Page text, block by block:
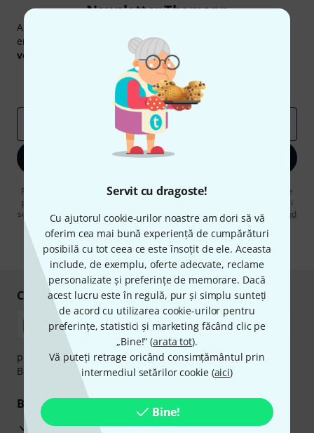
Servit cu dragoste!
Cu ajutorul cookie-urilor noastre am dori să vă
oferim cea mai bună experiență de cumpărături
posibilă cu tot ceea ce este însoțit de ele. Aceasta
include, de exemplu, oferte adecvate, reclame
personalizate și preferințe de memorare. Dacă
acest lucru este în regulă, pur și simplu sunteți
de acord cu utilizarea cookie-urilor pentru
preferințe, statistici și marketing făcând clic pe
„Bine!” (arata tot).
Vă puteți retrage oricând consimțământul prin
intermediul setărilor cookie (aici)
Bine!
Newsletter Thomann
Abonați-vă la buletinul informativ Thomann în limba
engleză și, cu puțin noroc, puteți câștiga unul dintre
voucherele
în valoare de 50 €fiecare!
Contribuții inspiraționale
Perspectivele Thomann
Înscrie-te acum
Făcând clic pe „Înscrie-te acum”, sunteți de acord să primiți publicitate
prin e-mail. Vă puteți dezabona în orice moment. Puteți găsi informații
suplimentare despre buletinul informativ înregulamentul nostru privind
protecția datelor.
* Necesar
Cumpărați și plătiți în siguranță
plata se poate efectua în siguranță cu Ramburs, Transfer
Bancar sau Card de credit.
Beneficiile tale
3 Ani Garanție Thomann